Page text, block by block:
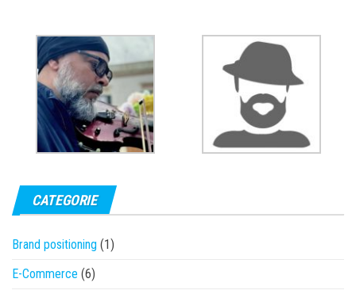
CATEGORIE
Brand positioning (1)
E-Commerce (6)